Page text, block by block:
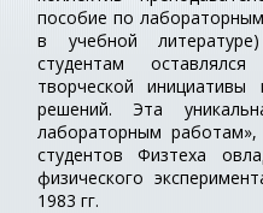
пособие по
в учебной
студентам
творческой инициативы
решений. Эта
лабораторным
студентов Физтеха
физического
1983 гг.